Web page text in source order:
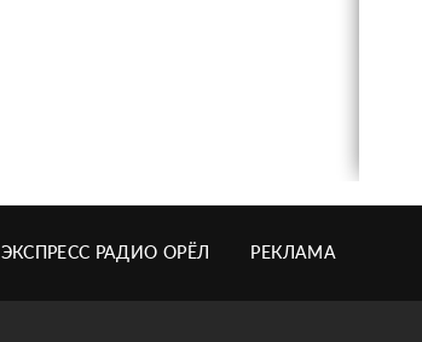
ЭКСПРЕСС РАДИО ОРЁЛ РЕКЛАМА